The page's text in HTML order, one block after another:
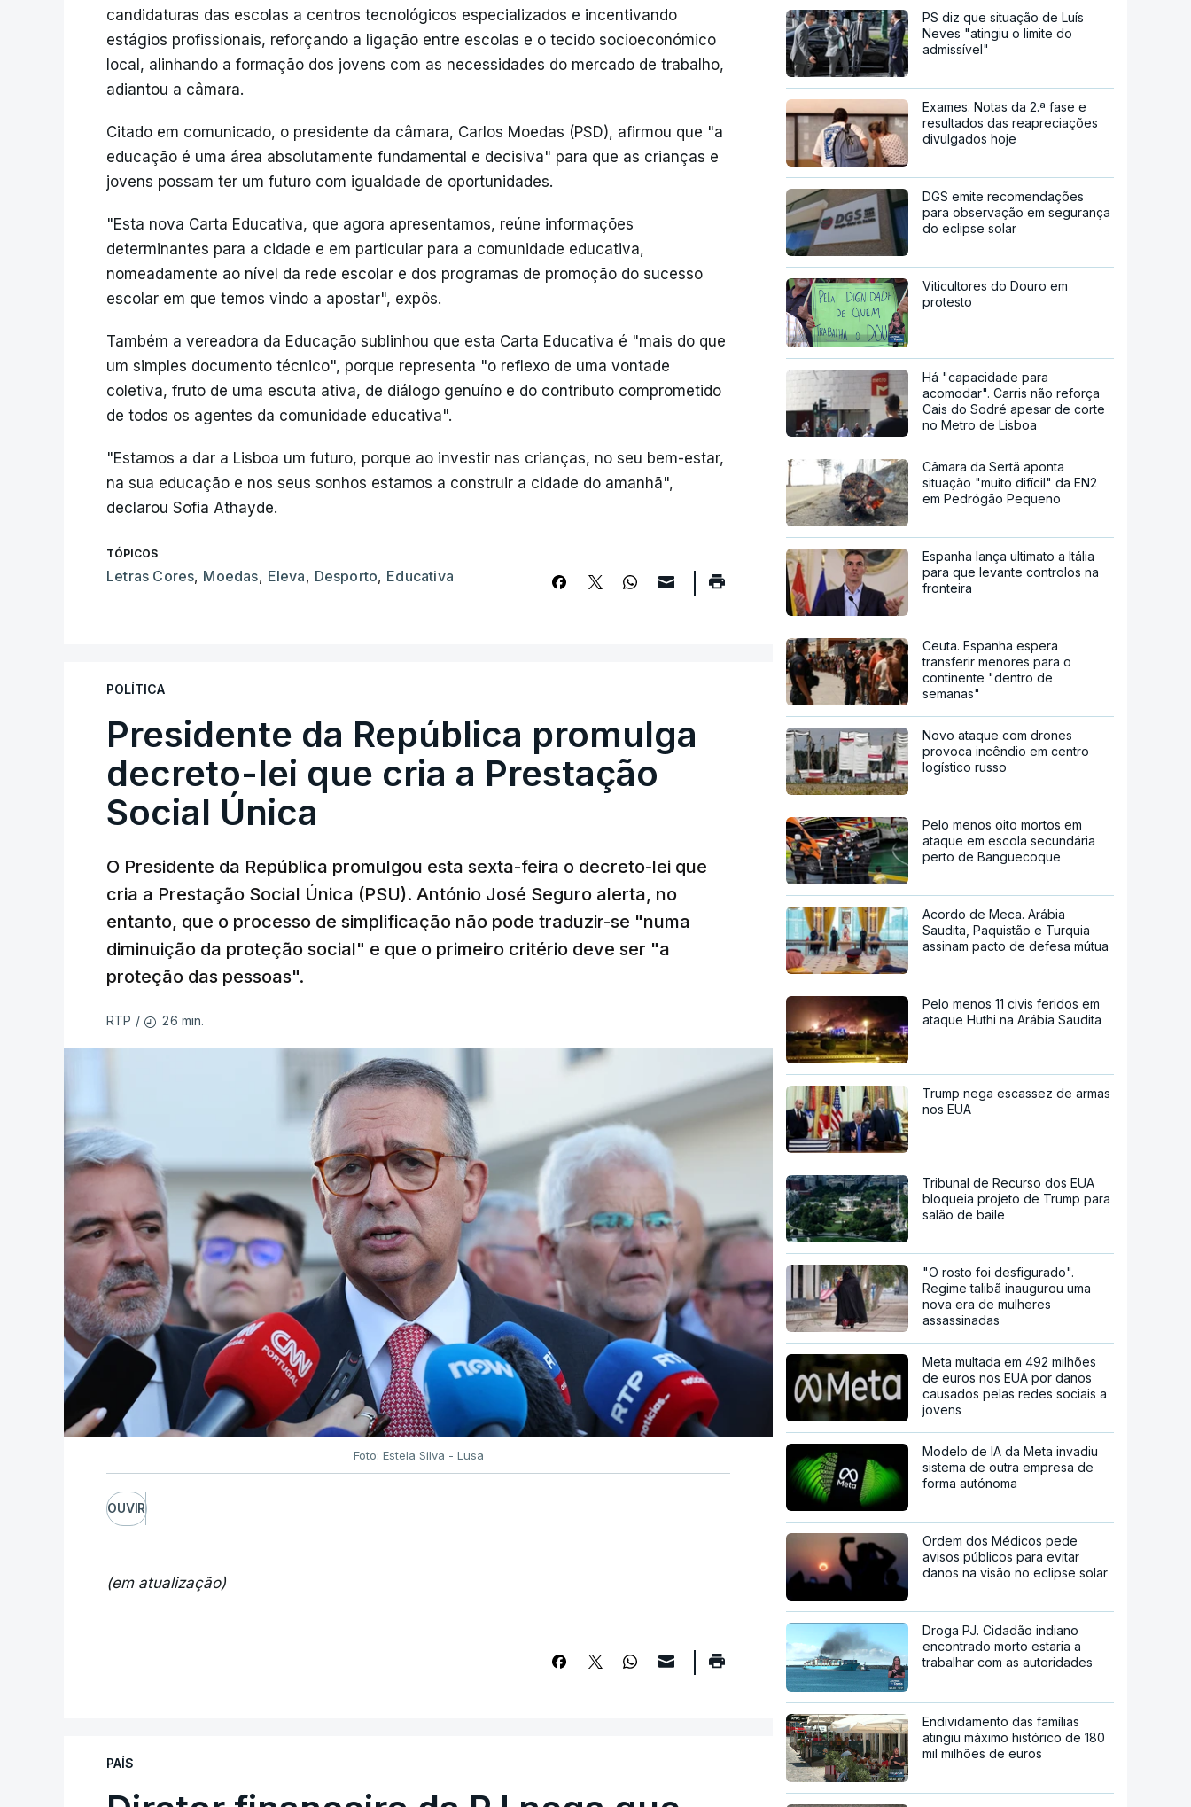
candidaturas das escolas a centros tecnológicos especializados e incentivando
estágios profissionais, reforçando a ligação entre escolas e o tecido socioeconómico
local, alinhando a formação dos jovens com as necessidades do mercado de trabalho,
adiantou a câmara.
Citado em comunicado, o presidente da câmara, Carlos Moedas (PSD), afirmou que "a
educação é uma área absolutamente fundamental e decisiva" para que as crianças e
jovens possam ter um futuro com igualdade de oportunidades.
"Esta nova Carta Educativa, que agora apresentamos, reúne informações
determinantes para a cidade e em particular para a comunidade educativa,
nomeadamente ao nível da rede escolar e dos programas de promoção do sucesso
escolar em que temos vindo a apostar", expôs.
Também a vereadora da Educação sublinhou que esta Carta Educativa é "mais do que
um simples documento técnico", porque representa "o reflexo de uma vontade
coletiva, fruto de uma escuta ativa, de diálogo genuíno e do contributo comprometido
de todos os agentes da comunidade educativa".
"Estamos a dar a Lisboa um futuro, porque ao investir nas crianças, no seu bem-estar,
na sua educação e nos seus sonhos estamos a construir a cidade do amanhã",
declarou Sofia Athayde.
TÓPICOS
Letras Cores, Moedas, Eleva, Desporto, Educativa
POLÍTICA
Presidente da República promulga
decreto-lei que cria a Prestação
Social Única
O Presidente da República promulgou esta sexta-feira o decreto-lei que
cria a Prestação Social Única (PSU). António José Seguro alerta, no
entanto, que o processo de simplificação não pode traduzir-se "numa
diminuição da proteção social" e que o primeiro critério deve ser "a
proteção das pessoas".
RTP / 26 min.
Foto: Estela Silva - Lusa
OUVIR
(em atualização)
PAÍS
PS diz que situação de Luís
Neves "atingiu o limite do
admissível"
Exames. Notas da 2.ª fase e
resultados das reapreciações
divulgados hoje
DGS emite recomendações
para observação em segurança
do eclipse solar
Viticultores do Douro em
protesto
Há "capacidade para
acomodar". Carris não reforça
Cais do Sodré apesar de corte
no Metro de Lisboa
Câmara da Sertã aponta
situação "muito difícil" da EN2
em Pedrógão Pequeno
Espanha lança ultimato a Itália
para que levante controlos na
fronteira
Ceuta. Espanha espera
transferir menores para o
continente "dentro de
semanas"
Novo ataque com drones
provoca incêndio em centro
logístico russo
Pelo menos oito mortos em
ataque em escola secundária
perto de Banguecoque
Acordo de Meca. Arábia
Saudita, Paquistão e Turquia
assinam pacto de defesa mútua
Pelo menos 11 civis feridos em
ataque Huthi na Arábia Saudita
Trump nega escassez de armas
nos EUA
Tribunal de Recurso dos EUA
bloqueia projeto de Trump para
salão de baile
"O rosto foi desfigurado".
Regime talibã inaugurou uma
nova era de mulheres
assassinadas
Meta multada em 492 milhões
de euros nos EUA por danos
causados pelas redes sociais a
jovens
Modelo de IA da Meta invadiu
sistema de outra empresa de
forma autónoma
Ordem dos Médicos pede
avisos públicos para evitar
danos na visão no eclipse solar
Droga PJ. Cidadão indiano
encontrado morto estaria a
trabalhar com as autoridades
Endividamento das famílias
atingiu máximo histórico de 180
mil milhões de euros